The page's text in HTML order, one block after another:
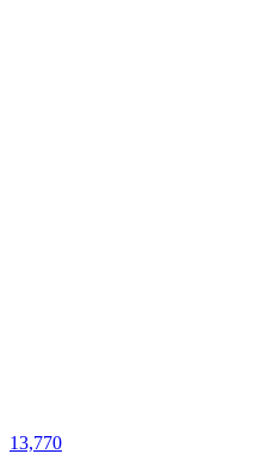
13,770